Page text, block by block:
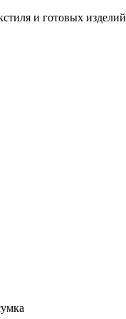
и готовых изделий